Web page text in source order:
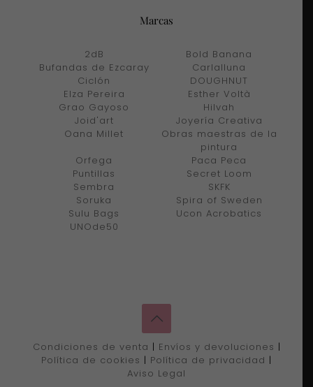
Marcas
2dB
Bold Banana
Bufandas de Ezcaray
Carlalluna
Ciclón
DOUGHNUT
Elza Pereira
Esther Voltà
Grao Gayoso
Hilvah
Joid'art
Joyería Creativa
Oana Millet
Obras maestras de la
pintura
Orfega
Paca Peca
Puntillas
Secret Loom
Sembra
SKFK
Soruka
Spira of Sweden
Sulu Bags
Ucon Acrobatics
UNOde50
Condiciones de venta | Envíos y devoluciones |
Política de cookies | Política de privacidad |
Aviso Legal